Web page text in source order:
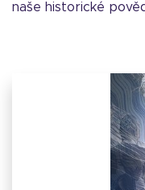
naše historické